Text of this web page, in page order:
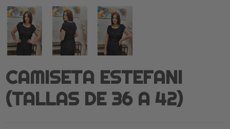
CAMISETA ESTEFANI
(TALLAS DE 36 A 42)